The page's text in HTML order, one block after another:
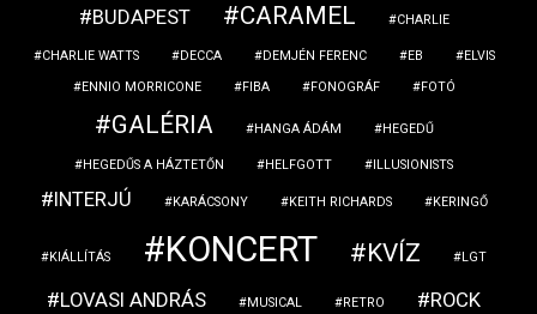
BUDAPEST
CARAMEL CHARLIE
CHARLIE WATTS DECCA DEMJÉN FERENC EB
ELVIS
ENNIO MORRICONE
FIBA FONOGRÁF FOTÓ
GALÉRIA HANGA ÁDÁM HEGEDŰ
HEGEDŰS A HÁZTETŐN HELFGOTT ILLUSIONISTS
INTERJÚ KARÁCSONY KEITH RICHARDS KERINGŐ
KIÁLLÍTÁS KONCERT KVÍZ LGT
LOVASI ANDRÁS MUSICAL RETRO ROCK